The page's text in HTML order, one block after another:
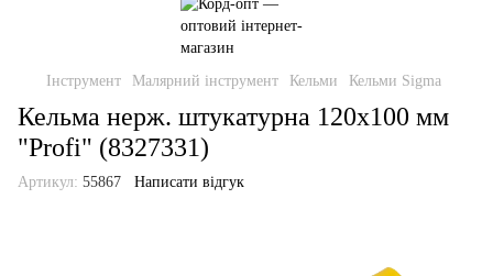
Інструмент Малярний інструмент Кельми Кельми Sigma
Кельма нерж. штукатурна 120х100 мм
"Profi" (8327331)
Артикул: 55867 Написати відгук